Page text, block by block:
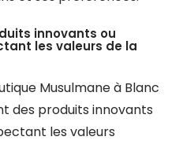
innovants ou
les valeurs de la
Musulmane à Blanc
des produits innovants
les valeurs